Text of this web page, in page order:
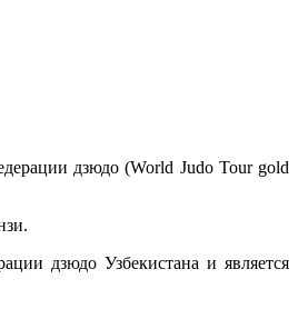
дзюдо (World Judo Tour gold
дзюдо Узбекистана и является